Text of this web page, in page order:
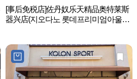
[事后免税店]佐丹奴乐天精品奥特莱斯
器兴店(지오다노 롯데프리미엄아울렛